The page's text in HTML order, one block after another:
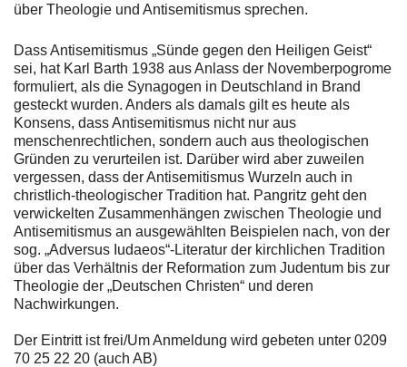
über Theologie und Antisemitismus sprechen.
Dass Antisemitismus „Sünde gegen den Heiligen Geist“
sei, hat Karl Barth 1938 aus Anlass der Novemberpogrome
formuliert, als die Synagogen in Deutschland in Brand
gesteckt wurden. Anders als damals gilt es heute als
Konsens, dass Antisemitismus nicht nur aus
menschenrechtlichen, sondern auch aus theologischen
Gründen zu verurteilen ist. Darüber wird aber zuweilen
vergessen, dass der Antisemitismus Wurzeln auch in
christlich-theologischer Tradition hat. Pangritz geht den
verwickelten Zusammenhängen zwischen Theologie und
Antisemitismus an ausgewählten Beispielen nach, von der
sog. „Adversus Iudaeos“-Literatur der kirchlichen Tradition
über das Verhältnis der Reformation zum Judentum bis zur
Theologie der „Deutschen Christen“ und deren
Nachwirkungen.
Der Eintritt ist frei/Um Anmeldung wird gebeten unter 0209
70 25 22 20 (auch AB)